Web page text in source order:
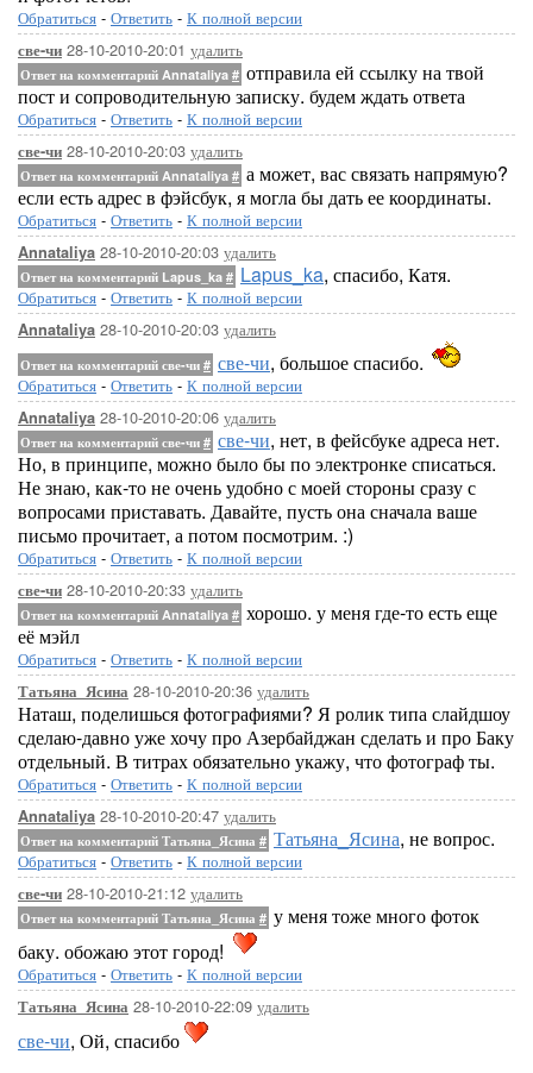
Обратиться - Ответить - К полной версии
све-чи 28-10-2010-20:01 удалить
Ответ на комментарий Annataliya # отправила ей ссылку на твой
пост и сопроводительную записку. будем ждать ответа
Обратиться - Ответить - К полной версии
све-чи 28-10-2010-20:03 удалить
Ответ на комментарий Annataliya # а может, вас связать напрямую?
если есть адрес в фэйсбук, я могла бы дать ее координаты.
Обратиться - Ответить - К полной версии
Annataliya 28-10-2010-20:03 удалить
Ответ на комментарий Lapus_ka # Lapus_ka, спасибо, Катя.
Обратиться - Ответить - К полной версии
Annataliya 28-10-2010-20:03 удалить
Ответ на комментарий све-чи # све-чи, большое спасибо.
Обратиться - Ответить - К полной версии
Annataliya 28-10-2010-20:06 удалить
Ответ на комментарий све-чи # све-чи, нет, в фейсбуке адреса нет.
Но, в принципе, можно было бы по электронке списаться.
Не знаю, как-то не очень удобно с моей стороны сразу с
вопросами приставать. Давайте, пусть она сначала ваше
письмо прочитает, а потом посмотрим. :)
Обратиться - Ответить - К полной версии
све-чи 28-10-2010-20:33 удалить
Ответ на комментарий Annataliya # хорошо. у меня где-то есть еще
её мэйл
Обратиться - Ответить - К полной версии
Татьяна_Ясина 28-10-2010-20:36 удалить
Наташ, поделишься фотографиями? Я ролик типа слайдшоу
сделаю-давно уже хочу про Азербайджан сделать и про Баку
отдельный. В титрах обязательно укажу, что фотограф ты.
Обратиться - Ответить - К полной версии
Annataliya 28-10-2010-20:47 удалить
Ответ на комментарий Татьяна_Ясина # Татьяна_Ясина, не вопрос.
Обратиться - Ответить - К полной версии
све-чи 28-10-2010-21:12 удалить
Ответ на комментарий Татьяна_Ясина # у меня тоже много фоток
баку. обожаю этот город!
Обратиться - Ответить - К полной версии
Татьяна_Ясина 28-10-2010-22:09 удалить
све-чи, Ой, спасибо